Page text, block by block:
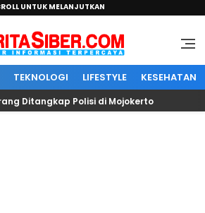
UNTUK MELANJUTKAN
BeritaSiber.com
Informasi Terpercaya
TEKNOLOGI LIFESTYLE KESEHATAN
Polisi di Mojokerto